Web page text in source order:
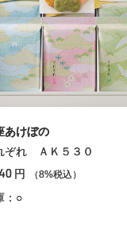
あけぼの
ぞれ ＡＫ５３０
円 （8%税込）
：○